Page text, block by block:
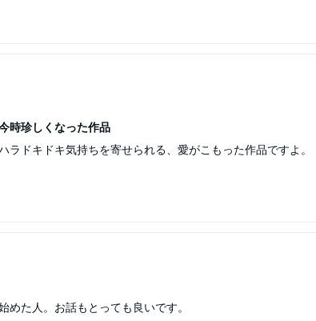
時珍しくなった作品
ラドキドキ気持ちを寄せられる、愛がこもった作品ですよ。
めた人。お話もとっても良いです。